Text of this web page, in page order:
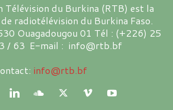
Télévision du Burkina (RTB) est la
radiotélévision du Burkina Faso.
Ouagadougou 01 Tél : (+226) 25
/ 63 E-mail : info@rtb.bf
info@rtb.bf